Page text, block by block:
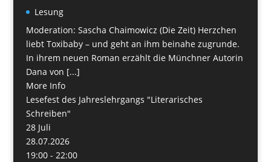
Lesung
Moderation: Sascha Chaimowicz (Die Zeit) Herzchen
liebt Toxibaby – und geht an ihm beinahe zugrunde.
In ihrem neuen Roman erzählt die Münchner Autorin
Dana von [...]
More Info
Lesefest des Jahreslehrgangs "Literarisches
Schreiben"
28 Juli
28.07.2026
19:00 - 22:00